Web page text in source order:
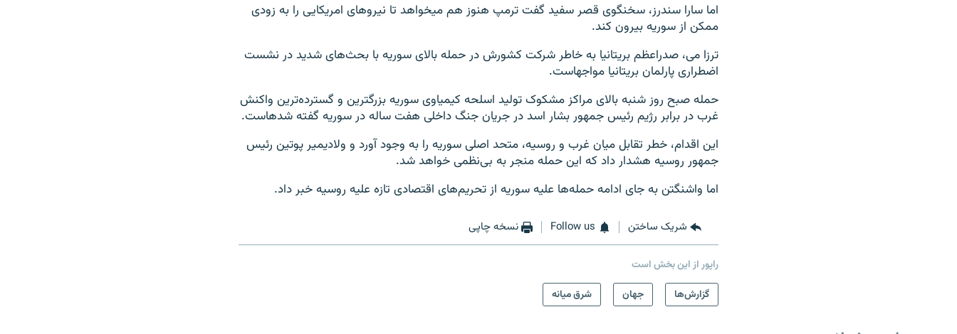
اما سارا سندرز، سخنگوی قصر سفید گفت ترمپ هنوز هم می‎خواهد تا نیروهای امریکایی را به زودی
ممکن از سوریه بیرون کند.
ترزا می، صدراعظم بریتانیا به خاطر شرکت کشورش در حمله بالای سوریه با بحث‌های شدید در نشست
اضطراری پارلمان بریتانیا مواجه‎است.
حمله صبح روز شنبه بالای مراکز مشکوک تولید اسلحه کیمیاوی سوریه بزرگترین و گسترده‌ترین واکنش
غرب در برابر رژیم رئیس جمهور بشار اسد در جریان جنگ داخلی هفت ساله در سوریه گفته شده‎است.
این اقدام، خطر تقابل میان غرب و روسیه، متحد اصلی سوریه را به وجود آورد و ولادیمیر پوتین رئیس
جمهور روسیه هشدار داد که این حمله منجر به بی‌نظمی خواهد شد.
اما واشنگتن به جای ادامه حمله‌ها علیه سوریه از تحریم‌های اقتصادی تازه علیه روسیه خبر داد.
شریک ساختن Follow us نسخه چاپی
راپور از این بخش است
گزارش‌ها
جهان شرق میانه